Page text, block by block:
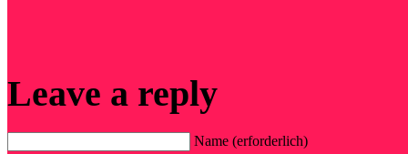
Leave a reply
Name (erforderlich)